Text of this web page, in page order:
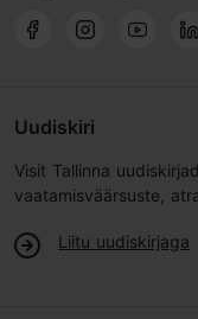
Uudiskiri
Visit Tallinna
vaatamisväärsuste,
Liitu uudiskirjaga